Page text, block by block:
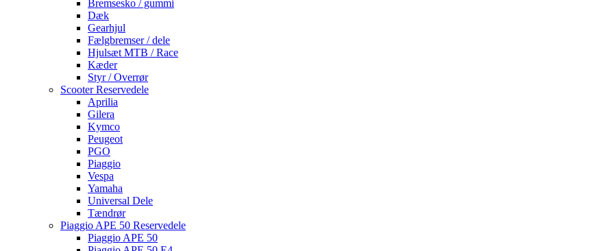
Bremsesko / gummi
Dæk
Gearhjul
Fælgbremser / dele
Hjulsæt MTB / Race
Kæder
Styr / Overrør
Scooter Reservedele
Aprilia
Gilera
Kymco
Peugeot
PGO
Piaggio
Vespa
Yamaha
Universal Dele
Tændrør
Piaggio APE 50 Reservedele
Piaggio APE 50